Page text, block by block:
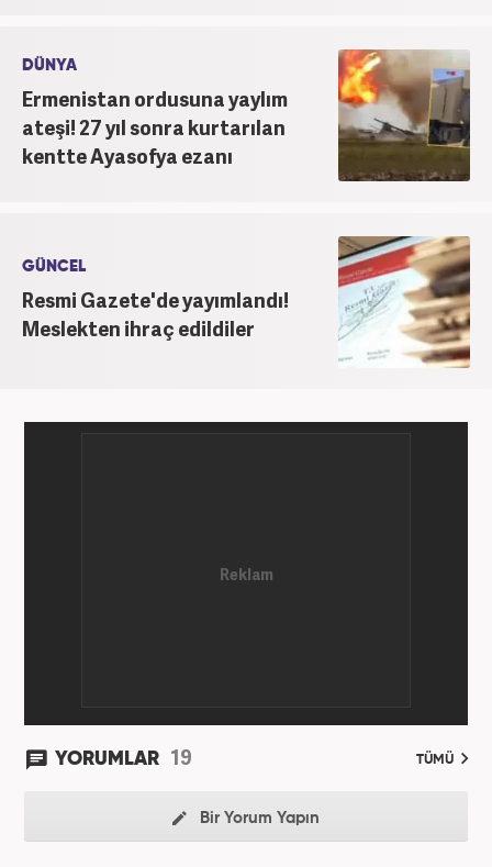
DÜNYA
Ermenistan ordusuna yaylım
ateşi! 27 yıl sonra kurtarılan
kentte Ayasofya ezanı
GÜNCEL
Resmi Gazete'de yayımlandı!
Meslekten ihraç edildiler
YORUMLAR 19 TÜMÜ
Bir Yorum Yapın